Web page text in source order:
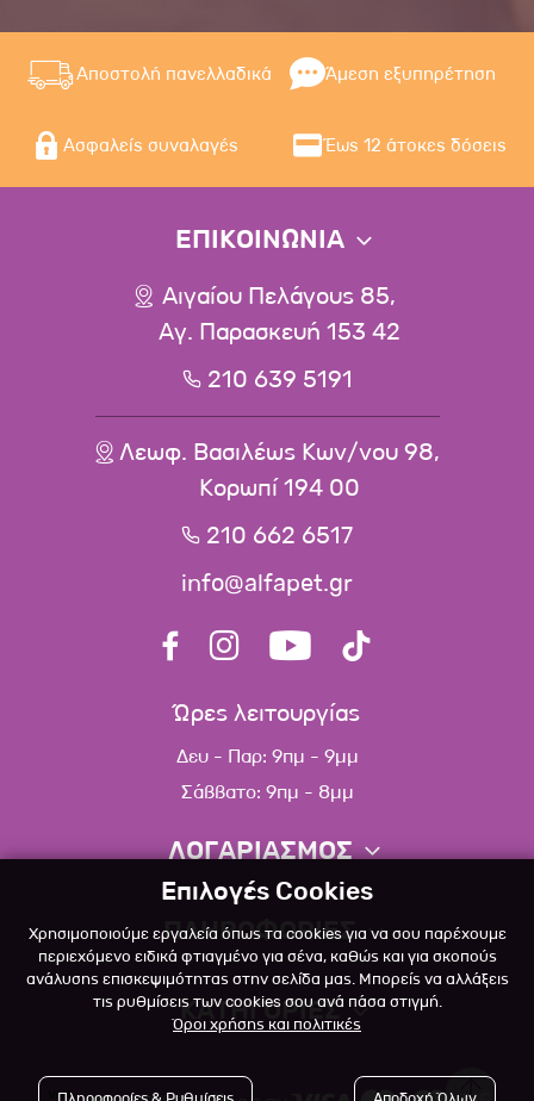
Αποστολή πανελλαδικά Άμεση εξυπηρέτηση
Ασφαλείς συναλαγές Έως 12 άτοκες δόσεις
ΕΠΙΚΟΙΝΩΝΙΑ
Αιγαίου Πελάγους 85,
Αγ. Παρασκευή 153 42
210 639 5191
Λεωφ. Βασιλέως Κων/νου 98,
Κορωπί 194 00
210 662 6517
info@alfapet.gr
Ώρες λειτουργίας
Δευ - Παρ: 9πμ - 9μμ
Σάββατο: 9πμ - 8μμ
ΛΟΓΑΡΙΑΣΜΟΣ
Πληροφορίες λογαριασμού
Λίστα αγαπημένων
Πολιτική επιστροφών
ΠΛΗΡΟΦΟΡΙΕΣ
Σχετικά
Επικοινωνία
Blog
ΚΑΤΗΓΟΡΙΕΣ
Επιλογές Cookies
Χρησιμοποιούμε εργαλεία όπως τα cookies για να σου παρέχουμε
περιεχόμενο ειδικά φτιαγμένο για σένα, καθώς και για σκοπούς
ανάλυσης επισκεψιμότητας στην σελίδα μας. Μπορείς να αλλάξεις
τις ρυθμίσεις των cookies σου ανά πάσα στιγμή.
Όροι χρήσης και πολιτικές